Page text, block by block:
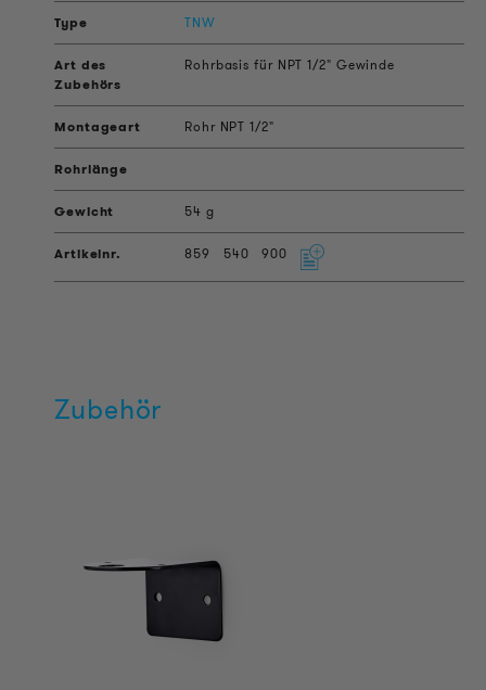
TNW
Rohrbasis für NPT 1/2" Gewinde
Rohr NPT 1/2"
54 g
859 540 900
Zubehör